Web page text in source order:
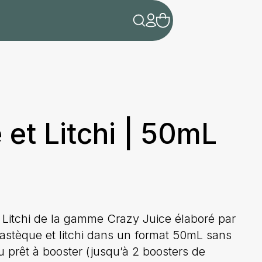
et Litchi | 50mL
Litchi de la gamme Crazy Juice élaboré par
et litchi dans un format 50mL sans
prêt à booster (jusqu’à 2 boosters de